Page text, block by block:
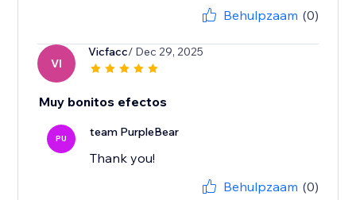
Behulpzaam (0)
VI
Vicfacc/ Dec 29, 2025
Muy bonitos efectos
PU team PurpleBear
Thank you!
Behulpzaam (0)